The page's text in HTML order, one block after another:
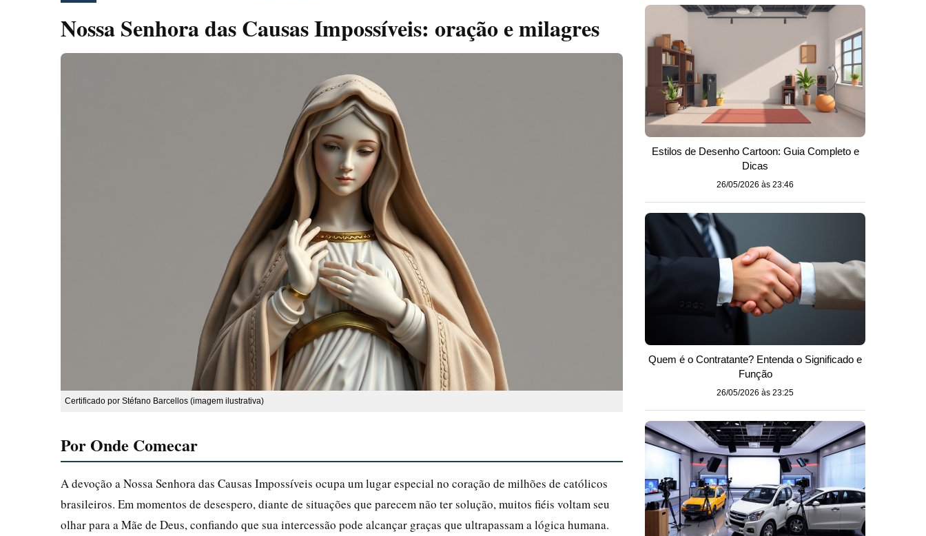
Nossa Senhora das Causas Impossíveis: oração e milagres
Certificado por Stéfano Barcellos (imagem ilustrativa)
Por Onde Comecar
A devoção a Nossa Senhora das Causas Impossíveis ocupa um lugar especial no coração de milhões de católicos
brasileiros. Em momentos de desespero, diante de situações que parecem não ter solução, muitos fiéis voltam seu
olhar para a Mãe de Deus, confiando que sua intercessão pode alcançar graças que ultrapassam a lógica humana.
Estilos de Desenho Cartoon: Guia Completo e
Dicas
26/05/2026 às 23:46
Quem é o Contratante? Entenda o Significado e
Função
26/05/2026 às 23:25